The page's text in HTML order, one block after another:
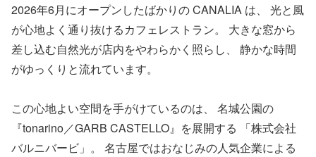
2026年6月にオープンしたばかりの CANALIA は、 光と風
が心地よく通り抜けるカフェレストラン。 大きな窓から
差し込む自然光が店内をやわらかく照らし、 静かな時間
がゆっくりと流れています。
この心地よい空間を手がけているのは、 名城公園の
『tonarino／GARB CASTELLO』を展開する 「株式会社
バルニバービ」。 名古屋ではおなじみの人気企業による